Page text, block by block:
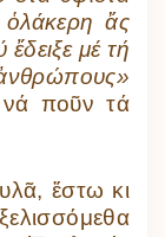
ἄς
μέ τή
ποῦν τά
ἔστω κι